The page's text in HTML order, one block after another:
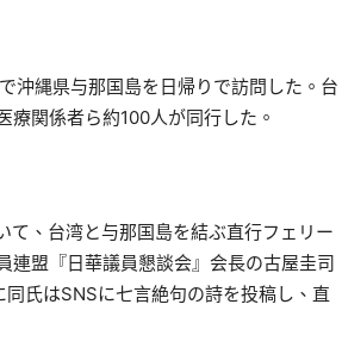
沖縄県与那国島を日帰りで訪問した。台
関係者ら約100人が同行した。
て、台湾と与那国島を結ぶ直行フェリー
連盟『日華議員懇談会』会長の古屋圭司
氏はSNSに七言絶句の詩を投稿し、直